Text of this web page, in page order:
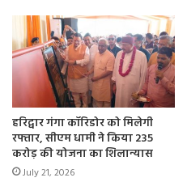
हरिद्वार गंगा कॉरिडोर को मिलेगी
रफ्तार, सीएम धामी ने किया 235
करोड़ की योजना का शिलान्यास
July 21, 2026